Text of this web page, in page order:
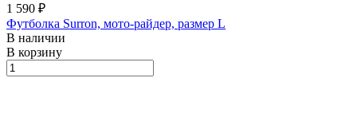
1 590 ₽
Футболка Surron, мото-райдер, размер L
В наличии
В корзину